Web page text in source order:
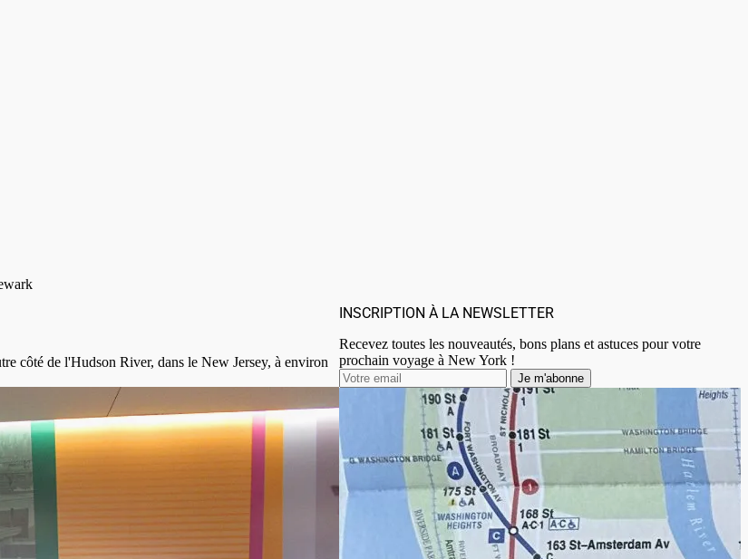
côté de l'Hudson River, dans le New Jersey, à environ
INSCRIPTION À LA NEWSLETTER
Recevez toutes les nouveautés, bons plans et astuces pour votre
prochain voyage à New York !
Je m'abonne